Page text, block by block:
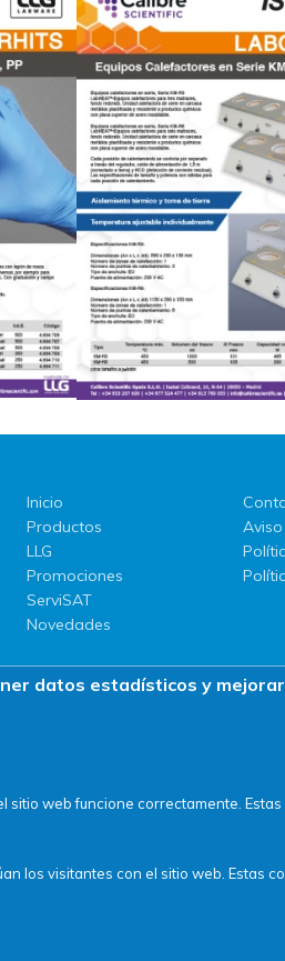
Inicio
Productos
LLG
Promociones
ServiSAT
Novedades
datos estadísticos y mejorar
web funcione correctamente.
los visitantes con el sitio web. Estas